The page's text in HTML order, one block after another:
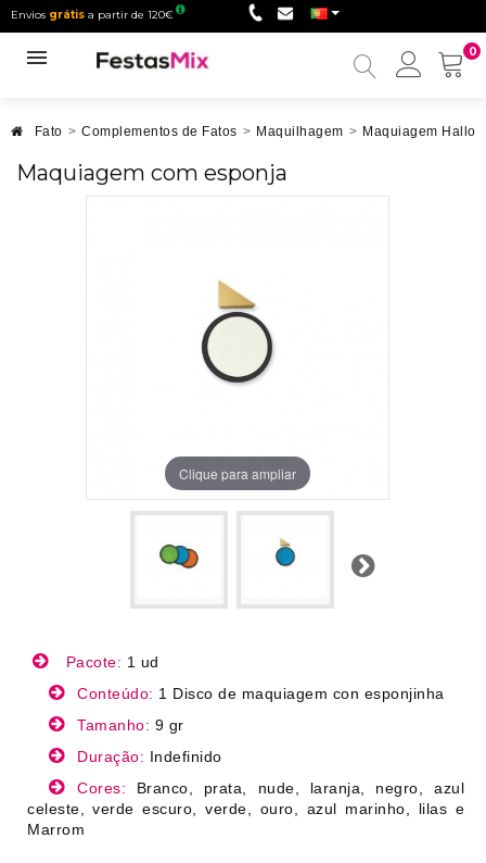
Envios grátis a partir de 120€
0
Minha
Fato > Complementos de Fatos > Maquilhagem > Maquiagem
Maquiagem com esponja
Clique para ampliar
Próximo
Pacote: 1 ud
Conteúdo: 1 Disco de maquiagem con esponjinha
Tamanho: 9 gr
Duração: Indefinido
Cores: Branco, prata, nude, laranja, negro, azul
celeste, verde escuro, verde, ouro, azul marinho, lilas e
Marrom